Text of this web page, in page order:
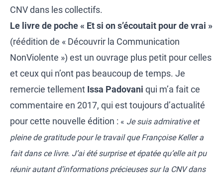
CNV dans les collectifs.
Le livre de poche « Et si on s’écoutait pour de vrai »
(réédition de « Découvrir la Communication
NonViolente ») est un ouvrage plus petit pour celles
et ceux qui n’ont pas beaucoup de temps. Je
remercie tellement Issa Padovani qui m’a fait ce
commentaire en 2017, qui est toujours d’actualité
pour cette nouvelle édition : « Je suis admirative et
pleine de gratitude pour le travail que Françoise Keller a
fait dans ce livre. J’ai été surprise et épatée qu’elle ait pu
réunir autant d’informations précieuses sur la CNV dans